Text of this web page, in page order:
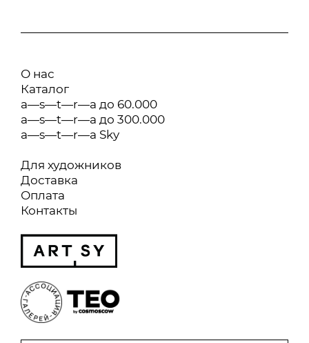
О нас
Каталог
a—s—t—r—a до 60.000
a—s—t—r—a до 300.000
a—s—t—r—a Sky
Для художников
Доставка
Оплата
Контакты